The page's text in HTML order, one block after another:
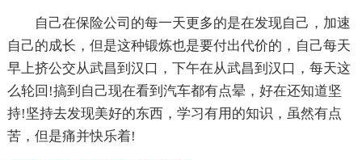
自己在保险公司的每一天更多的是在发现自己，加速
自己的成长，但是这种锻炼也是要付出代价的，自己每天
早上挤公交从武昌到汉口，下午在从武昌到汉口，每天这
么轮回!搞到自己现在看到汽车都有点晕，好在还知道坚
持!坚持去发现美好的东西，学习有用的知识，虽然有点
苦，但是痛并快乐着!